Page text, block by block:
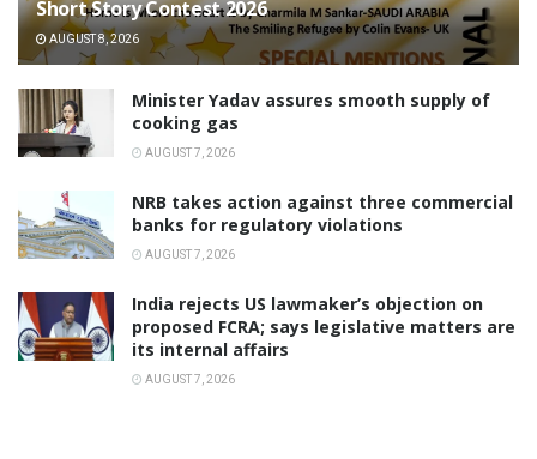
Short Story Contest 2026
AUGUST 8, 2026
Minister Yadav assures smooth supply of
cooking gas
AUGUST 7, 2026
NRB takes action against three commercial
banks for regulatory violations
AUGUST 7, 2026
India rejects US lawmaker’s objection on
proposed FCRA; says legislative matters are
its internal affairs
AUGUST 7, 2026